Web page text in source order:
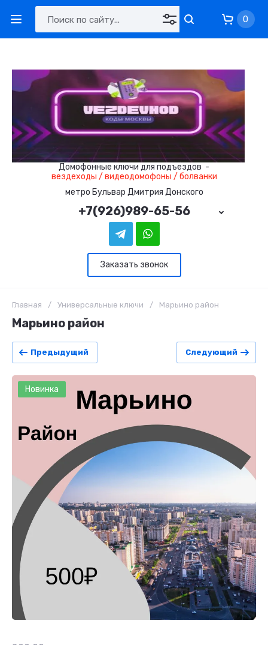
Домофонные ключи для подъездов -
вездеходы / видеодомофоны / болванки
метро Бульвар Дмитрия Донского
+7(926)989-65-56
Заказать звонок
0
Главная / Универсальные ключи / Марьино район
Марьино район
Предыдущий Следующий
Новинка